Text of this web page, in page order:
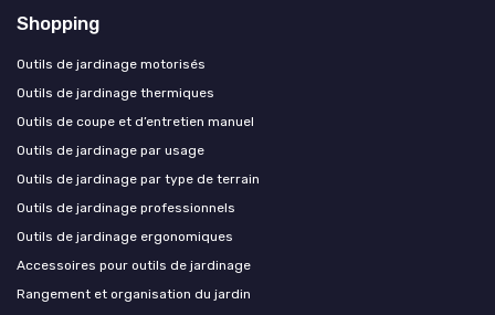
Shopping
Outils de jardinage motorisés
Outils de jardinage thermiques
Outils de coupe et d’entretien manuel
Outils de jardinage par usage
Outils de jardinage par type de terrain
Outils de jardinage professionnels
Outils de jardinage ergonomiques
Accessoires pour outils de jardinage
Rangement et organisation du jardin